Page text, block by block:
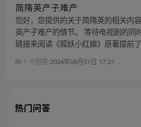
简隋英产子难产
您好，您提供的关于简隋英的相关内
英产子难产的情节。 等待电视剧的同
链接来阅读《狐妖小红娘》原著提前了
1 个回答 2024年08月31日 17:21
热门问答